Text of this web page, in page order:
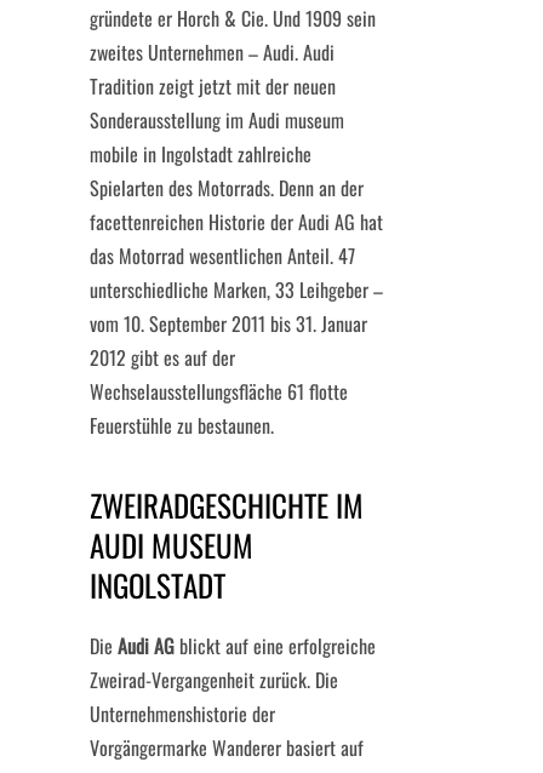
gründete er Horch & Cie. Und 1909 sein
zweites Unternehmen – Audi. Audi
Tradition zeigt jetzt mit der neuen
Sonderausstellung im Audi museum
mobile in Ingolstadt zahlreiche
Spielarten des Motorrads. Denn an der
facettenreichen Historie der Audi AG hat
das Motorrad wesentlichen Anteil. 47
unterschiedliche Marken, 33 Leihgeber –
vom 10. September 2011 bis 31. Januar
2012 gibt es auf der
Wechselausstellungsfläche 61 flotte
Feuerstühle zu bestaunen.
ZWEIRADGESCHICHTE IM
AUDI MUSEUM
INGOLSTADT
Die Audi AG blickt auf eine erfolgreiche
Zweirad-Vergangenheit zurück. Die
Unternehmenshistorie der
Vorgängermarke Wanderer basiert auf